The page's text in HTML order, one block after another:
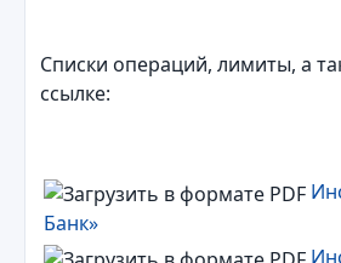
Списки операций, лимиты, а
ссылке:
Банк»